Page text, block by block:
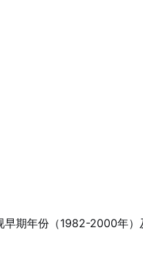
早期年份（1982-2000年）